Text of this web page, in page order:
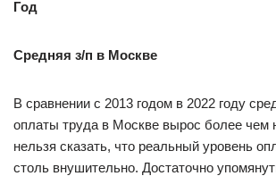
Год
Средняя з/п в Москве
В сравнении с 2013 годом в 2022 году
оплаты труда в Москве вырос более чем
нельзя сказать, что реальный уровень
столь внушительно. Достаточно